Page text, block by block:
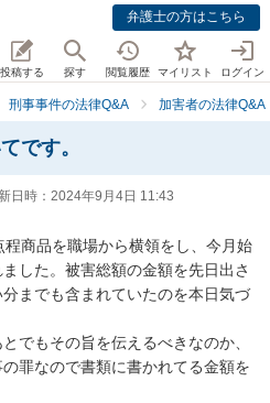
弁護士の方はこちら
投稿する 探す 閲覧履歴 マイリスト ログイン
刑事事件の法律Q&A 加害者の法律Q&A
です。
日時： 2024年9月4日 11:43
商品を職場から横領をし、今月始
した。被害総額の金額を先日出さ
までも含まれていたのを本日気づ
でもその旨を伝えるべきなのか、
罪なので書類に書かれてる金額を